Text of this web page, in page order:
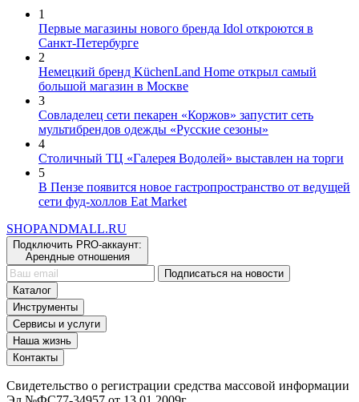
1
Первые магазины нового бренда Idol откроются в
Санкт-Петербурге
2
Немецкий бренд KüchenLand Home открыл самый
большой магазин в Москве
3
Совладелец сети пекарен «Коржов» запустит сеть
мультибрендов одежды «Русские сезоны»
4
Столичный ТЦ «Галерея Водолей» выставлен на торги
5
В Пензе появится новое гастропространство от ведущей
сети фуд-холлов Eat Market
SHOPANDMALL.RU
Подключить PRO-аккаунт:
Арендные отношения
Подписаться на новости
Каталог
Инструменты
Сервисы и услуги
Наша жизнь
Контакты
Свидетельство о регистрации средства массовой информации
Эл №ФС77-34957 от 13.01.2009г.